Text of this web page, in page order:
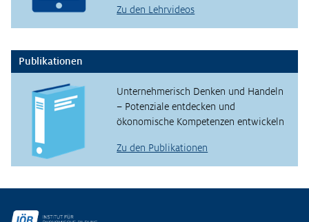
Zu den Lehrvideos
Publikationen
Unternehmerisch Denken und Handeln
– Potenziale entdecken und
ökonomische Kompetenzen entwickeln
Zu den Publikationen